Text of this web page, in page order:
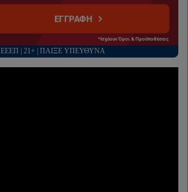
ΕΓΓΡΑΦΗ
*Ισχύουν Όροι & Προϋποθέσεις
ΕΕΕΠ | 21+ | ΠΑΙΞΕ ΥΠΕΥΘΥΝΑ